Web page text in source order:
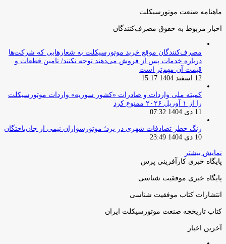
ماهنامه صنعت موتورسیکلت
اخبار مربوط به حقوق مصرف‌کنندگان
مصرف‌کنندگان موقع خرید موتورسیکلت به شعارهایی که شرکت‌ها
درباره خدمات پس از فروش می‌دهند توجه نکنند/ تامین قطعات و
قیمت آن مهم‌تر است
12 اسفند 1404 15:17
کمیته ملی واردات و صادرات «کشور سوریه» واردات موتورسیکلت
را از ۱ آوریل ۲۰۲۶ ممنوع کرد
11 دی 1404 07:32
زنگ خطر تصادفات شهری در یزد؛ موتورسواران نیمی از جان‌باختگان
10 دی 1404 23:49
نمایش بیشتر
پایگاه خبری کارآفرینی پرس
پایگاه خبری موفقیت شناسی
انتشارات کتاب موفقیت شناسی
کتاب تاریخچه صنعت موتورسیکلت ایران
آخرین اخبار